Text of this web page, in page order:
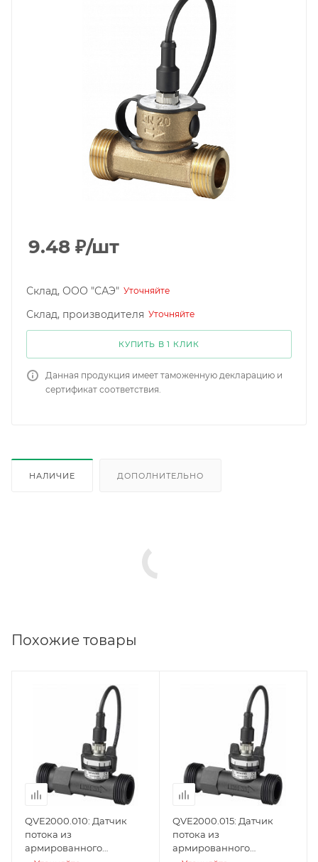
9.48 ₽/шт
Склад, ООО "САЭ" Уточняйте
Склад, производителя Уточняйте
КУПИТЬ В 1 КЛИК
Данная продукция имеет таможенную декларацию и
сертификат соответствия.
НАЛИЧИЕ ДОПОЛНИТЕЛЬНО
Похожие товары
QVE2000.010: Датчик
потока из
армированного
QVE2000.015: Датчик
потока из
армированного